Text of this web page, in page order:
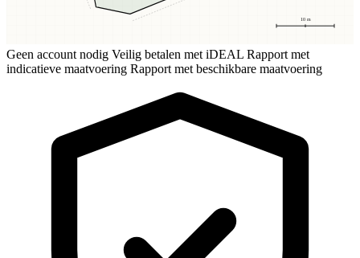
10 m
Geen account nodig Veilig betalen met iDEAL Rapport met
indicatieve maatvoering Rapport met beschikbare maatvoering